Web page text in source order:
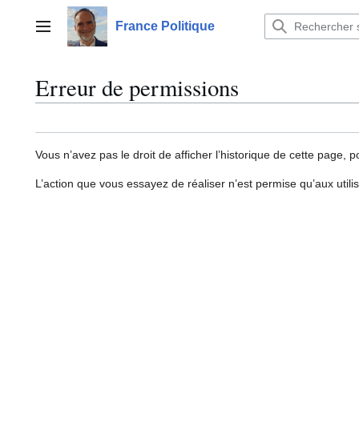
contenuMenu principalFrance Politique
Erreur de permissions
Vous n’avez pas le droit de afficher l’historique de cette page,
L’action que vous essayez de réaliser n’est permise qu’aux